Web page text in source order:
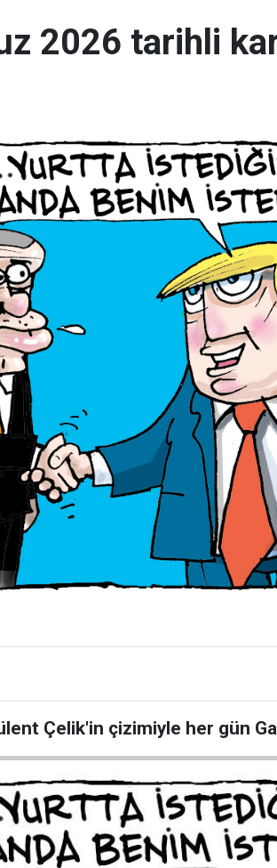
2026 tarihli
Çelik'in çizimiyle her gün